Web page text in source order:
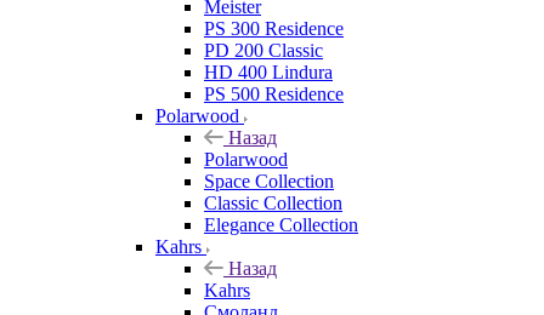
Meister
PS 300 Residence
PD 200 Classic
HD 400 Lindura
PS 500 Residence
Polarwood
Назад
Polarwood
Space Collection
Classic Collection
Elegance Collection
Kahrs
Назад
Kahrs